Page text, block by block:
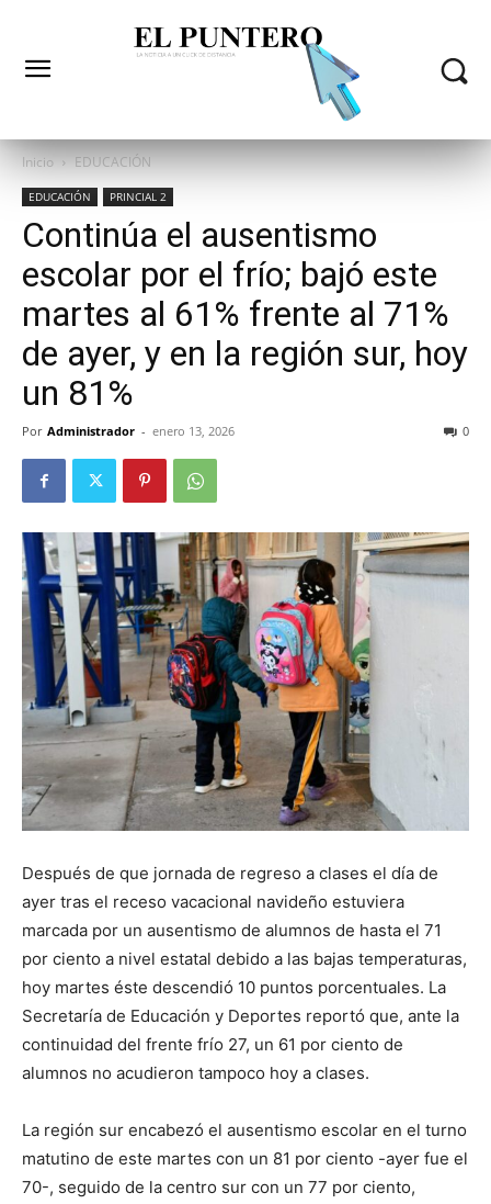
Inicio EDUCACIÓN
EDUCACIÓN PRINCIAL 2
Continúa el ausentismo
escolar por el frío; bajó este
martes al 61% frente al 71%
de ayer, y en la región sur, hoy
un 81%
Por Administrador - enero 13, 2026 0
Después de que jornada de regreso a clases el día de
ayer tras el receso vacacional navideño estuviera
marcada por un ausentismo de alumnos de hasta el 71
por ciento a nivel estatal debido a las bajas temperaturas,
hoy martes éste descendió 10 puntos porcentuales. La
Secretaría de Educación y Deportes reportó que, ante la
continuidad del frente frío 27, un 61 por ciento de
alumnos no acudieron tampoco hoy a clases.
La región sur encabezó el ausentismo escolar en el turno
matutino de este martes con un 81 por ciento -ayer fue el
70-, seguido de la centro sur con un 77 por ciento,